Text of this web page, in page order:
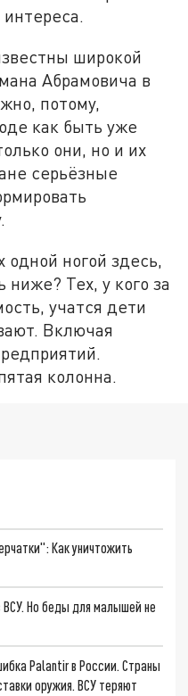
широкой
Абрамовича в
потому,
как быть уже
они, но и их
серьёзные
одной ногой здесь,
ниже? Тех, у кого за
учатся дети
Включая
колонна.
Как уничтожить
ВСУ. Но беды для малышей не
Palantir в России. Страны
оружия. ВСУ теряют